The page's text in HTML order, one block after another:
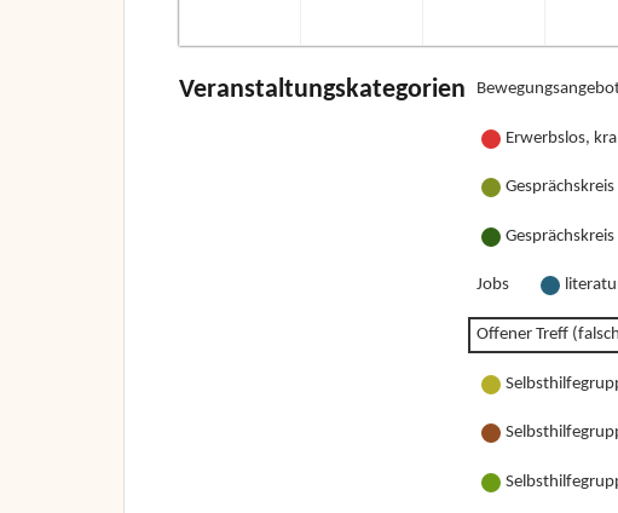
Veranstaltungskategorien
Erwerbslos,
Jobs
Offener Treff